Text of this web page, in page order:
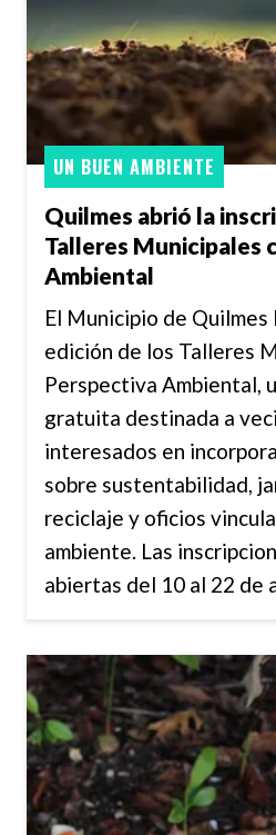
Quilmes abrió la
Talleres Municipales
Ambiental
UN BUEN AMBIENTE
El Municipio de Quilmes
edición de los Talleres
Perspectiva Ambiental,
gratuita destinada a
interesados en
sobre sustentabilidad,
reciclaje y oficios
ambiente. Las
abiertas del 10 al 22 de